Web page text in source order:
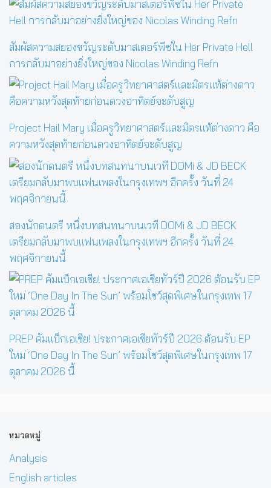
สัมผัสความสยองขวัญระดับมาสเตอร์พีซใน Her Private Hell
การกลับมาอย่างยิ่งใหญ่ของ Nicolas Winding Refn
Project Hail Mary เมื่อครูวิทยาศาสตร์และมิตรแท้ต่างดาว คือ
ความหวังสุดท้ายก่อนดวงอาทิตย์จะดับสูญ
สองนักดนตรี หนึ่งบทสนทนาบนเวที DOMi & JD BECK
เตรียมกลับมาพบแฟนเพลงในกรุงเทพฯ อีกครั้ง วันที่ 24
พฤศจิกายนนี้
PREP คัมแบ็กเอเชีย! ประกาศเอเชียทัวร์ปี 2026 ต้อนรับ EP
ใหม่ ‘One Day In The Sun’ พร้อมโชว์สุดพิเศษในกรุงเทพ 17
ตุลาคม 2026 นี้
หมวดหมู่
Analysis
English articles